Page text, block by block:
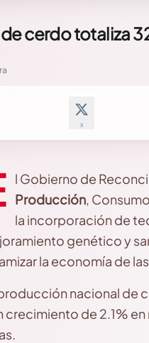
cerdo totaliza
X
l Gobierno de
Producción,
la incorporación de
genético y
la economía de
nacional de
crecimiento de 2.1%